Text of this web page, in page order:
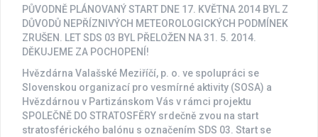
PŮVODNĚ PLÁNOVANÝ START DNE 17. KVĚTNA 2014 BYL Z
DŮVODŮ NEPŘÍZNIVÝCH METEOROLOGICKÝCH PODMÍNEK
ZRUŠEN. LET SDS 03 BYL PŘELOŽEN NA 31. 5. 2014.
DĚKUJEME ZA POCHOPENÍ!
Hvězdárna Valašské Meziříčí, p. o. ve spolupráci se
Slovenskou organizací pro vesmírné aktivity (SOSA) a
Hvězdárnou v Partizánskom Vás v rámci projektu
SPOLEČNĚ DO STRATOSFĚRY srdečně zvou na start
stratosférického balónu s označením SDS 03. Start se